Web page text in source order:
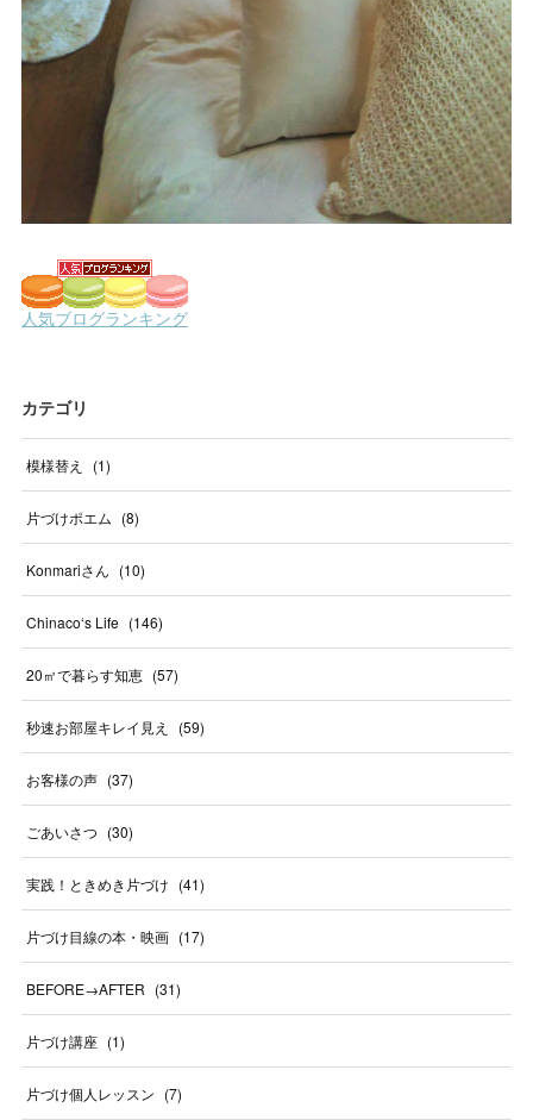
カテゴリ
模様替え (1)
片づけポエム (8)
Konmariさん (10)
Chinaco‘s Life (146)
20㎡で暮らす知恵 (57)
秒速お部屋キレイ見え (59)
お客様の声 (37)
ごあいさつ (30)
実践！ときめき片づけ (41)
片づけ目線の本・映画 (17)
BEFORE→AFTER (31)
片づけ講座 (1)
片づけ個人レッスン (7)